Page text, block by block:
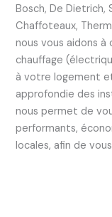
Bosch, De Dietrich,
Chaffoteaux,
nous vous aidons
chauffage
à votre logement
approfondie des
nous permet de
performants,
locales, afin de